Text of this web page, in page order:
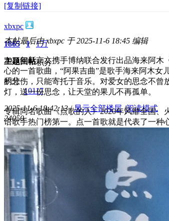
[复制链接]
xbxpc
1865
主题
1
回帖
1万
积分
积分
10117
2025-11-6 18:42:13 / 显示全部楼层 /阅读模式
24050
本帖最后由 xbxpc 于 2025-11-6 18:45 编辑
2021年新京文携手博纳联合发行出品海来阿
心的一首歌曲，“阿果吉曲”是歌手海来阿木
的悲伤，只能寄托于音乐。对爱女的思念不
灯，送一份思念，让天堂的果儿不再孤单。
专辑同名歌曲《点歌的人》2020年风靡全国
语歌手热门榜第一。点一首歌就是代表了一种